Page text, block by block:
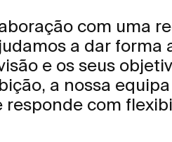
com uma
a dar forma
e os seus
a nossa
responde com